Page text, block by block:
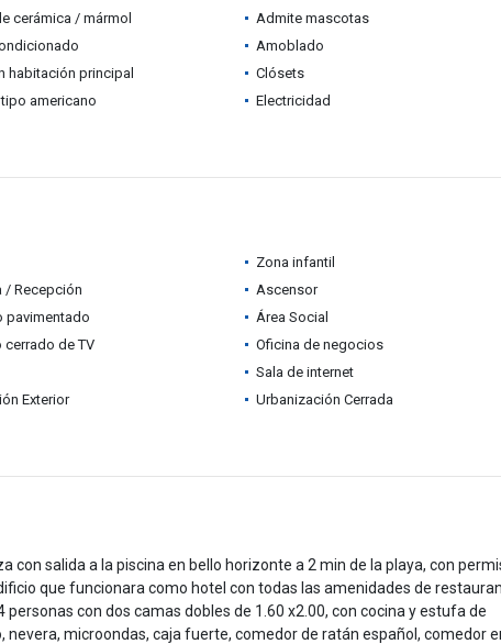
cerámica / mármol
Admite mascotas
Amoblado
habitación principal
Clósets
americano
Electricidad
Zona infantil
/ Recepción
Ascensor
pavimentado
Área Social
cerrado de TV
Oficina de negocios
Sala de internet
Exterior
Urbanización Cerrada
salida a la piscina en bello horizonte a 2 min de la playa, con
que funcionara como hotel con todas las amenidades de
con dos camas dobles de 1.60 x2.00, con cocina y estufa de
microondas, caja fuerte, comedor de ratán español, comedor